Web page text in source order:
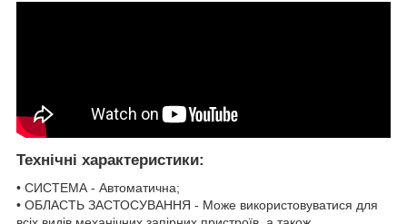
Технічні характеристики:
• СИСТЕМА - Автоматична;
• ОБЛАСТЬ ЗАСТОСУВАННЯ - Може використовуватися для